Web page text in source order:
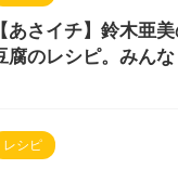
【あさイチ】鈴木亜
腐のレシピ。みん
レシピ